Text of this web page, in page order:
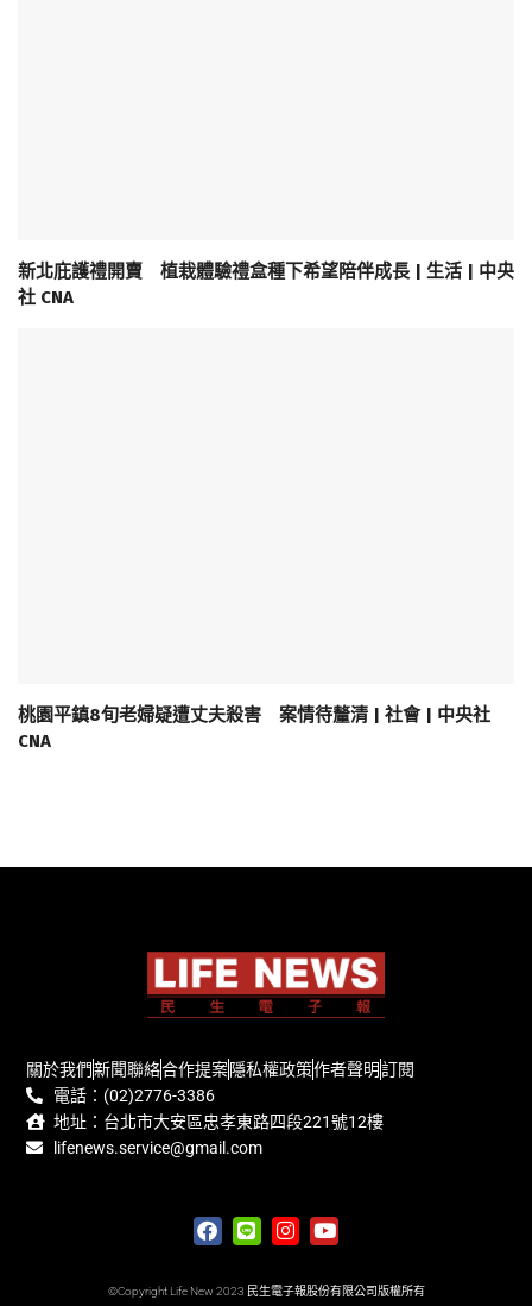
新北庇護禮開賣 植栽體驗禮盒種下希望陪伴成長 | 生活 | 中央
社 CNA
桃園平鎮8旬老婦疑遭丈夫殺害 案情待釐清 | 社會 | 中央社
CNA
關於我們新聞聯絡合作提案隱私權政策作者聲明訂閱
電話：(02)2776-3386
地址：台北市大安區忠孝東路四段221號12樓
lifenews.service@gmail.com
©Copyright Life New 2023 民生電子報股份有限公司版權所有